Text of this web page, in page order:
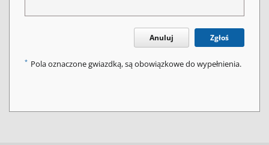
Anuluj Zgłoś
* Pola oznaczone gwiazdką, są obowiązkowe do wypełnienia.